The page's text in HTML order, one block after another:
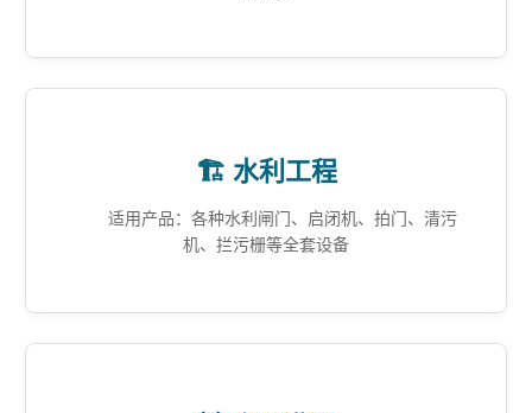
🏗️ 水利工程
适用产品：各种水利闸门、启闭机、拍门、清污
机、拦污栅等全套设备